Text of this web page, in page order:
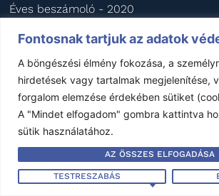
Fontosnak tartjuk az adatok
A böngészési élmény fokozása, a
hirdetések vagy tartalmak megjelenítése,
forgalom elemzése érdekében sütiket
A "Mindet elfogadom" gombra kattintva
sütik használatához.
TESTRESZABÁS
AZ ÖSSZES ELFOGADÁSA
Éves beszámoló - 2020
Minden jog fenntartva © FBAMSZ
Impresszum–Jogi nyilatkozat
Készítette: